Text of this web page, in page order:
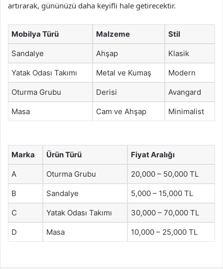
artırarak, gününüzü daha keyifli hale getirecektir.
Mobilya Türü Malzeme Stil
Sandalye Ahşap Klasik
Yatak Odası Takımı Metal ve Kumaş Modern
Oturma Grubu Derisi Avangard
Masa Cam ve Ahşap Minimalist
Marka Ürün Türü Fiyat Aralığı
A Oturma Grubu 20,000 – 50,000 TL
B Sandalye 5,000 – 15,000 TL
C Yatak Odası Takımı 30,000 – 70,000 TL
D Masa 10,000 – 25,000 TL